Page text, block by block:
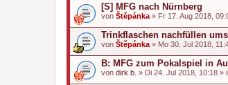
[S] MFG nach Nürnberg
von Štěpánka » Fr 17. Aug 2018,
Trinkflaschen nachfüllen
von Štěpánka » Mo 30. Jul 2018,
B: MFG zum Pokalspiel in
von dirk b. » Di 24. Jul 2018, 10:18 »